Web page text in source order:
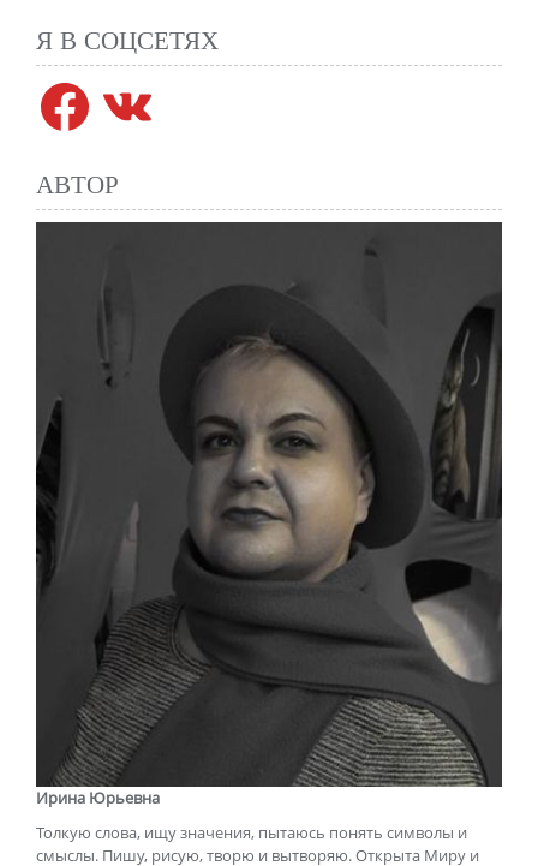
Я В СОЦСЕТЯХ
Facebook
АВТОР
Ирина Юрьевна
Толкую слова, ищу значения, пытаюсь понять символы и
смыслы. Пишу, рисую, творю и вытворяю. Открыта Миру и